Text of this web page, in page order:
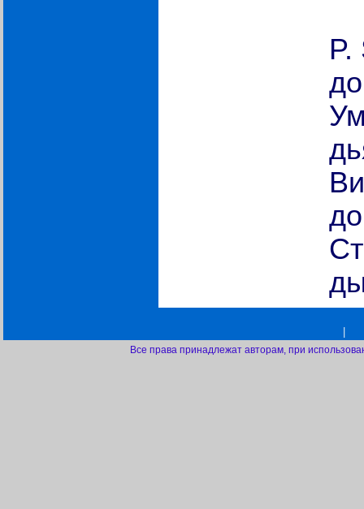
Все права принадлежат авторам, при